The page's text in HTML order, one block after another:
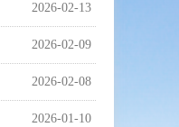
2026-02-13
2026-02-09
2026-02-08
2026-01-10